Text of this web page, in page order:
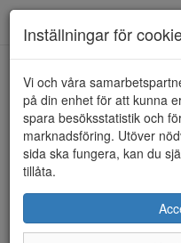
HEM WILDFLOWER
Inställningar för
Vi och våra
på din enhet för att kunna
spara besöksstatistik och
marknadsföring. Utöver
sida ska fungera, kan du
tillåta.